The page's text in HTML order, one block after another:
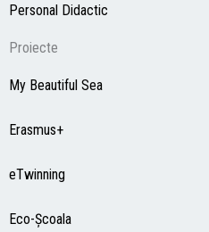
Personal Didactic
Proiecte
My Beautiful Sea
Erasmus+
eTwinning
Eco-Şcoala